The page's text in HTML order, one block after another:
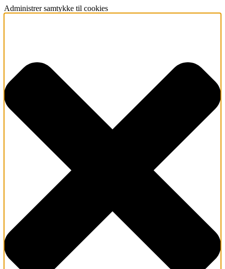
Administrer samtykke til cookies